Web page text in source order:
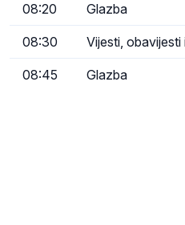
08:20 Glazba
08:30 Vijesti,
08:45 Glazba